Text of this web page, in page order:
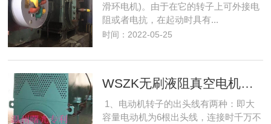
滑环电机)。由于在它的转子上可外接电
阻或者电抗，在起动时具有...
时间：2022-05-25
WSZK无刷液阻真空电机起动器接线方法和运行维护
1、电动机转子的出头线有两种：即大
容量电动机为6根出头线，连接时千万不